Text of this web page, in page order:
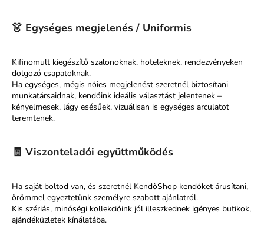
👗 Egységes megjelenés / Uniformis
Kifinomult kiegészítő szalonoknak, hoteleknek, rendezvényeken
dolgozó csapatoknak.
Ha egységes, mégis nőies megjelenést szeretnél biztosítani
munkatársaidnak, kendőink ideális választást jelentenek –
kényelmesek, lágy esésűek, vizuálisan is egységes arculatot
teremtenek.
🧾 Viszonteladói együttműködés
Ha saját boltod van, és szeretnél KendőShop kendőket árusítani,
örömmel egyeztetünk személyre szabott ajánlatról.
Kis szériás, minőségi kollekcióink jól illeszkednek igényes butikok,
ajándéküzletek kínálatába.
A
á
n
l
j
u
k